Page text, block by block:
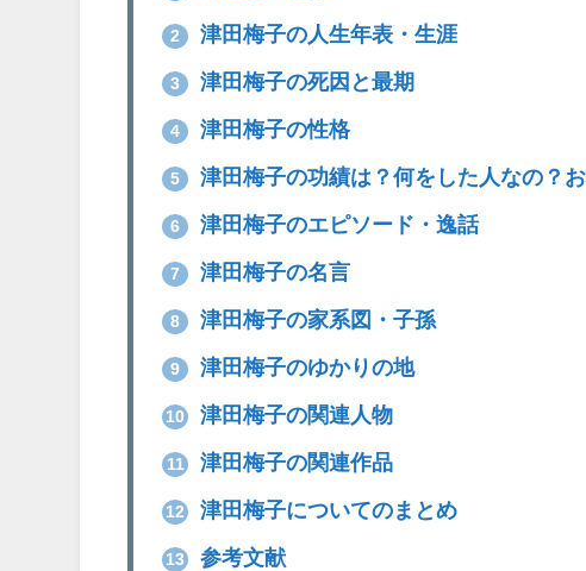
2 津田梅子の人生年表・生涯
3 津田梅子の死因と最期
4 津田梅子の性格
5 津田梅子の功績は？何をした人なの？
6 津田梅子のエピソード・逸話
7 津田梅子の名言
8 津田梅子の家系図・子孫
9 津田梅子のゆかりの地
10 津田梅子の関連人物
11 津田梅子の関連作品
12 津田梅子についてのまとめ
13 参考文献